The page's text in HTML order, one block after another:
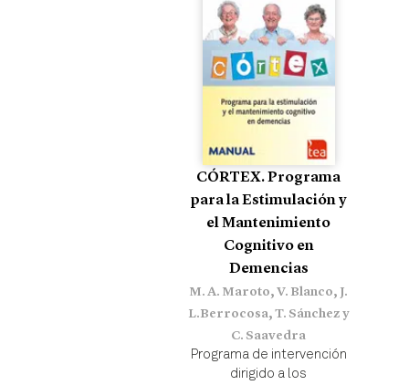
CÓRTEX. Programa
para la Estimulación y
el Mantenimiento
Cognitivo en
Demencias
M. A. Maroto, V. Blanco, J.
L.Berrocosa, T. Sánchez y
C. Saavedra
Programa de intervención
dirigido a los